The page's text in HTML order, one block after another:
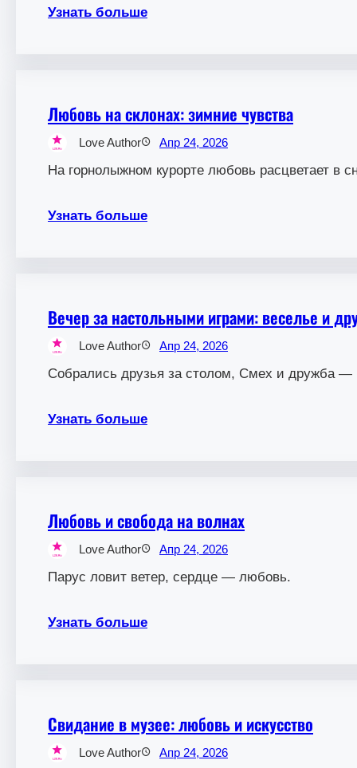
Узнать больше
Любовь на склонах: зимние чувства
Love Author Апр 24, 2026
На горнолыжном курорте любовь расцветает в
Узнать больше
Вечер за настольными играми: веселье и
Love Author Апр 24, 2026
Собрались друзья за столом, Смех и дружба —
Узнать больше
Любовь и свобода на волнах
Love Author Апр 24, 2026
Парус ловит ветер, сердце — любовь.
Узнать больше
Свидание в музее: любовь и искусство
Love Author Апр 24, 2026